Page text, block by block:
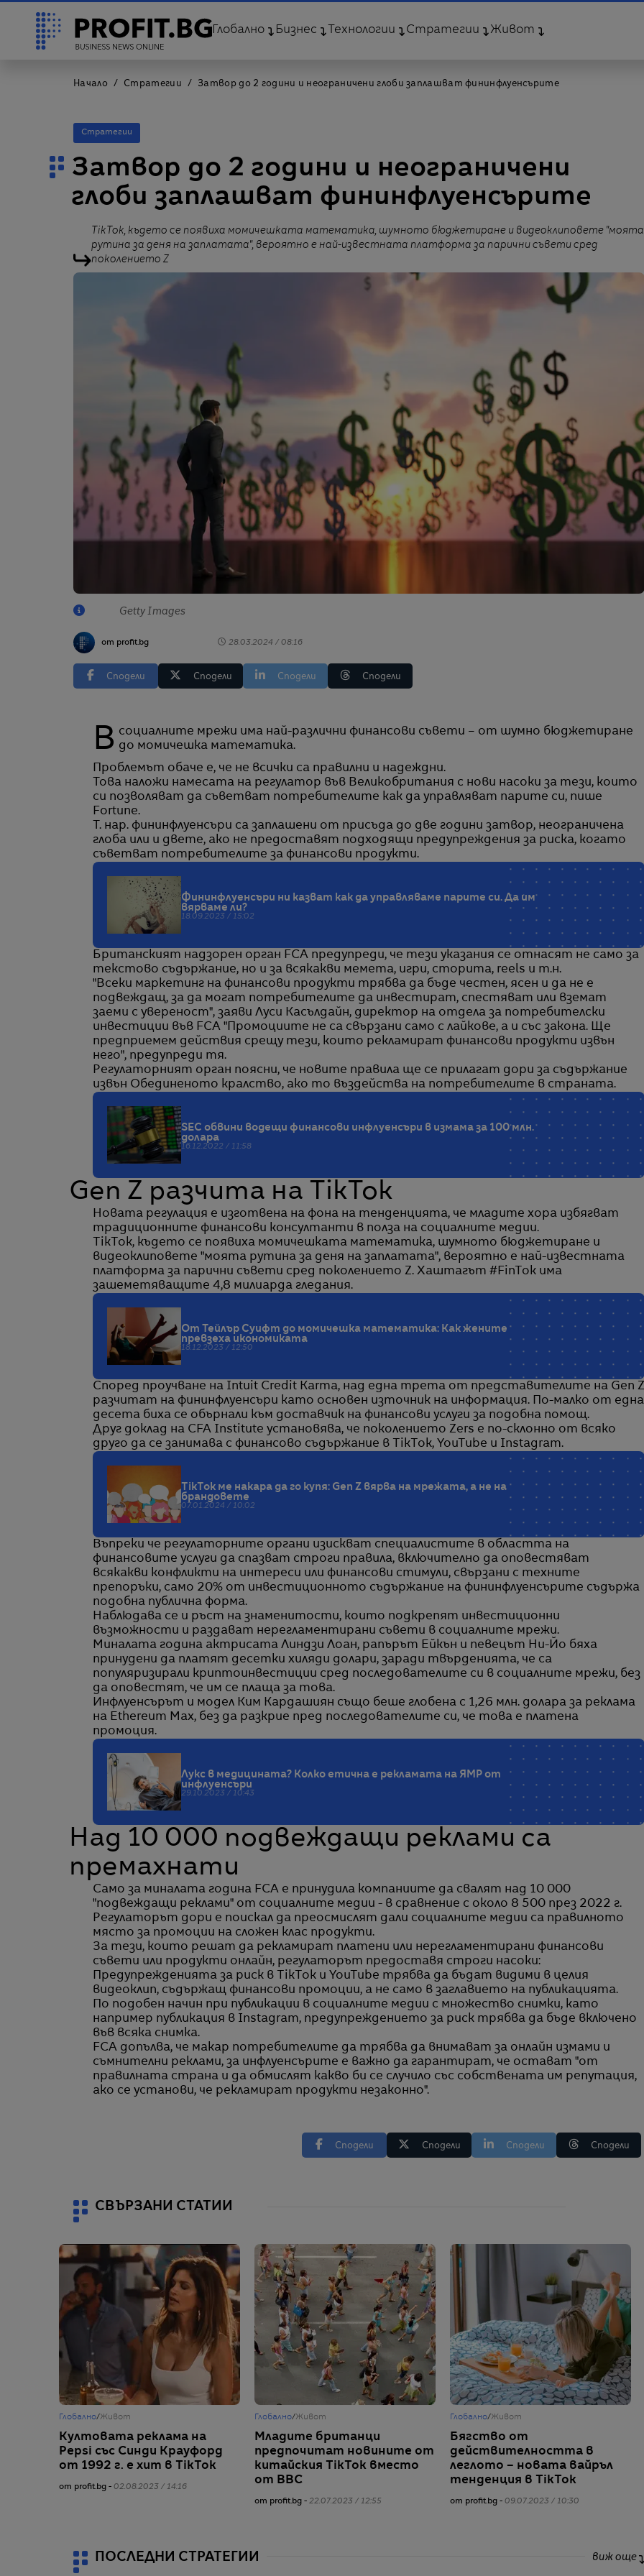
Глобално Бизнес Технологии Стратегии Живот
Начало Стратегии Затвор до 2 години и неограничени глоби заплашват фининфлуенсърите
Стратегии
Затвор до 2 години и неограничени
глоби заплашват фининфлуенсърите
TikTok, където се появиха момичешката математика, шумното бюджетиране и видеоклиповете "моята
рутина за деня на заплатата", вероятно е най-известната платформа за парични съвети сред
поколението Z
Getty Images
от profit.bg 28.03.2024 / 08:16
Сподели Сподели Сподели Сподели
В социалните мрежи има най-различни финансови съвети – от шумно бюджетиране до момичешка математика.
Проблемът обаче е, че не всички са правилни и надеждни.
Това наложи намесата на регулатор във Великобритания с нови насоки за тези, които
си позволяват да съветват потребителите как да управляват парите си, пише
Fortune.
Т. нар. фининфлуенсъри са заплашени от присъда до две години затвор, неограничена
глоба или и двете, ако не предоставят подходящи предупреждения за риска, когато
съветват потребителите за финансови продукти.
Фининфлуенсъри ни казват как да управляваме парите си. Да им
вярваме ли?
18.09.2023 / 15:02
Британският надзорен орган FCA предупреди, че тези указания се отнасят не само за
текстово съдържание, но и за всякакви мемета, игри, сторита, reels и т.н.
"Всеки маркетинг на финансови продукти трябва да бъде честен, ясен и да не е
подвеждащ, за да могат потребителите да инвестират, спестяват или вземат
заеми с увереност", заяви Луси Касълдайн, директор на отдела за потребителски
инвестиции във FCA "Промоциите не са свързани само с лайкове, а и със закона. Ще
предприемем действия срещу тези, които рекламират финансови продукти извън
него", предупреди тя.
Регулаторният орган поясни, че новите правила ще се прилагат дори за съдържание
извън Обединеното кралство, ако то въздейства на потребителите в страната.
SEC обвини водещи финансови инфлуенсъри в измама за 100 млн.
долара
16.12.2022 / 11:58
Gen Z разчита на TikTok
Новата регулация е изготвена на фона на тенденцията, че младите хора избягват
традиционните финансови консултанти в полза на социалните медии.
TikTok, където се появиха момичешката математика, шумното бюджетиране и
видеоклиповете "моята рутина за деня на заплатата", вероятно е най-известната
платформа за парични съвети сред поколението Z. Хаштагът #FinTok има
зашеметяващите 4,8 милиарда гледания.
От Тейлър Суифт до момичешка математика: Как жените
превзеха икономиката
18.12.2023 / 12:50
Според проучване на Intuit Credit Karma, над една трета от представителите на Gen Z
разчитат на фининфлуенсъри като основен източник на информация. По-малко от една
десета биха се обърнали към доставчик на финансови услуги за подобна помощ.
Друг доклад на CFA Institute установява, че поколението Zers е по-склонно от всяко
друго да се занимава с финансово съдържание в TikTok, YouTube и Instagram.
TikTok ме накара да го купя: Gen Z вярва на мрежата, а не на
брандовете
07.01.2024 / 10:02
Въпреки че регулаторните органи изискват специалистите в областта на
финансовите услуги да спазват строги правила, включително да оповестяват
всякакви конфликти на интереси или финансови стимули, свързани с техните
препоръки, само 20% от инвестиционното съдържание на фининфлуенсърите съдържа
подобна публична форма.
Наблюдава се и ръст на знаменитости, които подкрепят инвестиционни
възможности и раздават нерегламентирани съвети в социалните мрежи.
Миналата година актрисата Линдзи Лоан, рапърът Ейкън и певецът Ни-Йо бяха
принудени да платят десетки хиляди долари, заради твърденията, че са
популяризирали криптоинвестиции сред последователите си в социалните мрежи, без
да оповестят, че им се плаща за това.
Инфлуенсърът и модел Ким Кардашиян също беше глобена с 1,26 млн. долара за реклама
на Ethereum Max, без да разкрие пред последователите си, че това е платена
промоция.
Лукс в медицината? Колко етична е рекламата на ЯМР от
инфлуенсъри
29.10.2023 / 10:43
Над 10 000 подвеждащи реклами са
премахнати
Само за миналата година FCA е принудила компаниите да свалят над 10 000
"подвеждащи реклами" от социалните медии - в сравнение с около 8 500 през 2022 г.
Регулаторът дори е поискал да преосмислят дали социалните медии са правилното
място за промоции на сложен клас продукти.
За тези, които решат да рекламират платени или нерегламентирани финансови
съвети или продукти онлайн, регулаторът предоставя строги насоки:
Предупрежденията за риск в TikTok и YouTube трябва да бъдат видими в целия
видеоклип, съдържащ финансови промоции, а не само в заглавието на публикацията.
По подобен начин при публикации в социалните медии с множество снимки, като
например публикация в Instagram, предупреждението за риск трябва да бъде включено
във всяка снимка.
FCA допълва, че макар потребителите да трябва да внимават за онлайн измами и
съмнителни реклами, за инфлуенсърите е важно да гарантират, че остават "от
правилната страна и да обмислят какво би се случило със собствената им репутация,
ако се установи, че рекламират продукти незаконно".
Сподели Сподели Сподели Сподели
СВЪРЗАНИ СТАТИИ
Глобално/Живот
Култовата реклама на
Pepsi със Синди Крауфорд
от 1992 г. е хит в TikTok
от profit.bg - 02.08.2023 / 14:16
Глобално/Живот
Младите британци
предпочитат новините от
китайския TikTok вместо
от BBC
от profit.bg - 22.07.2023 / 12:55
Глобално/Живот
Бягство от
действителността в
леглото – новата вайръл
тенденция в TikTok
от profit.bg - 09.07.2023 / 10:30
ПОСЛЕДНИ СТРАТЕГИИ виж още